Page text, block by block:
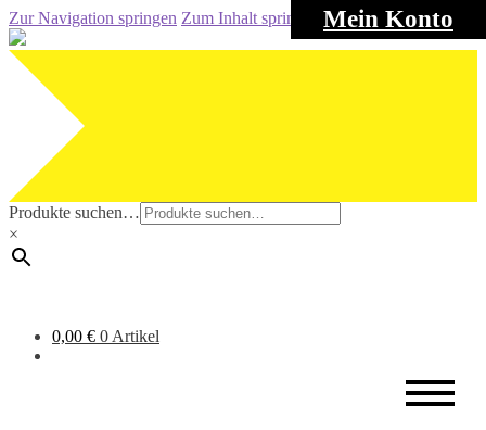
Mein Konto
Zur Navigation springen Zum Inhalt springen
Produkte suchen…
×
0,00 € 0 Artikel